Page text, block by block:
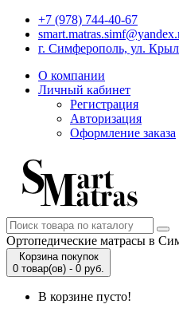
+7 (978) 744-40-67
г. Симферополь, ул.
О компании
Личный кабинет
Регистрация
Авторизация
Оформление заказа
Ортопедические матрасы в
Корзина покупок
0 товар(ов) - 0 руб.
В корзине пусто!